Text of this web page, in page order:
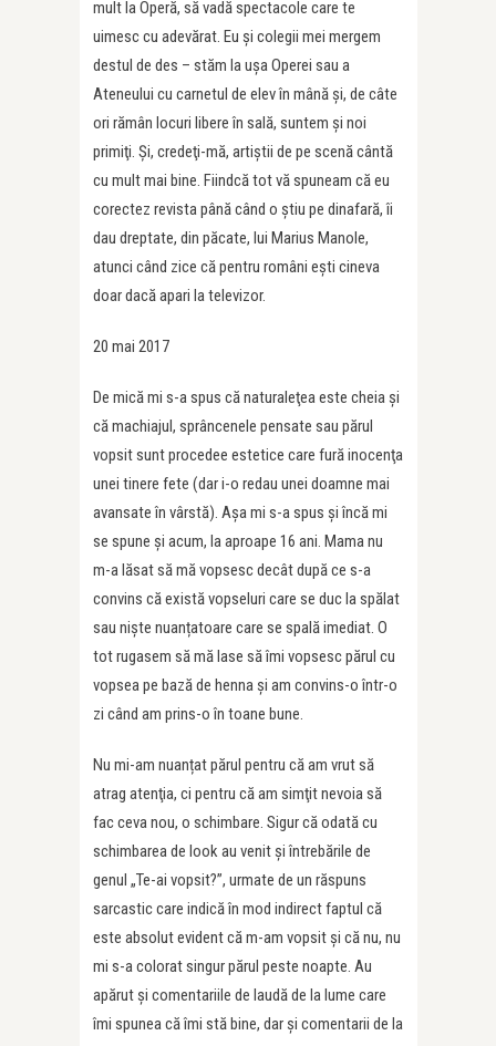
mult la Operă, să vadă spectacole care te
uimesc cu adevărat. Eu şi colegii mei mergem
destul de des – stăm la uşa Operei sau a
Ateneului cu carnetul de elev în mână şi, de câte
ori rămân locuri libere în sală, suntem şi noi
primiţi. Şi, credeţi-mă, artiştii de pe scenă cântă
cu mult mai bine. Fiindcă tot vă spuneam că eu
corectez revista până când o știu pe dinafară, îi
dau dreptate, din păcate, lui Marius Manole,
atunci când zice că pentru români ești cineva
doar dacă apari la televizor.
20 mai 2017
De mică mi s-a spus că naturaleţea este cheia şi
că machiajul, sprâncenele pensate sau părul
vopsit sunt procedee estetice care fură inocenţa
unei tinere fete (dar i-o redau unei doamne mai
avansate în vârstă). Aşa mi s-a spus şi încă mi
se spune şi acum, la aproape 16 ani. Mama nu
m-a lăsat să mă vopsesc decât după ce s-a
convins că există vopseluri care se duc la spălat
sau niște nuanțatoare care se spală imediat. O
tot rugasem să mă lase să îmi vopsesc părul cu
vopsea pe bază de henna și am convins-o într-o
zi când am prins-o în toane bune.
Nu mi-am nuanțat părul pentru că am vrut să
atrag atenţia, ci pentru că am simţit nevoia să
fac ceva nou, o schimbare. Sigur că odată cu
schimbarea de look au venit şi întrebările de
genul „Te-ai vopsit?”, urmate de un răspuns
sarcastic care indică în mod indirect faptul că
este absolut evident că m-am vopsit şi că nu, nu
mi s-a colorat singur părul peste noapte. Au
apărut şi comentariile de laudă de la lume care
îmi spunea că îmi stă bine, dar şi comentarii de la